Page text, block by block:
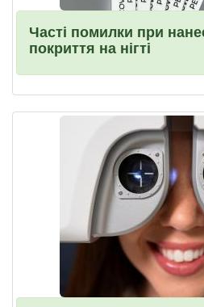
Часті помилки при
покриття на нігті